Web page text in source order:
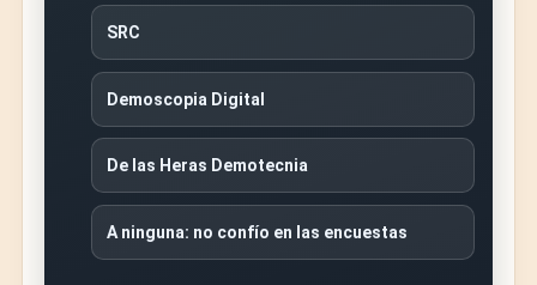
SRC
Demoscopia Digital
De las Heras Demotecnia
A ninguna: no confío en las encuestas